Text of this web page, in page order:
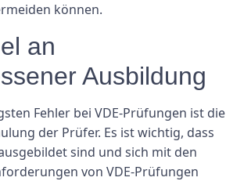
können.
an
Ausbildung
Fehler bei VDE-Prüfungen ist die
der Prüfer. Es ist wichtig, dass
sind und sich mit den
von VDE-Prüfungen